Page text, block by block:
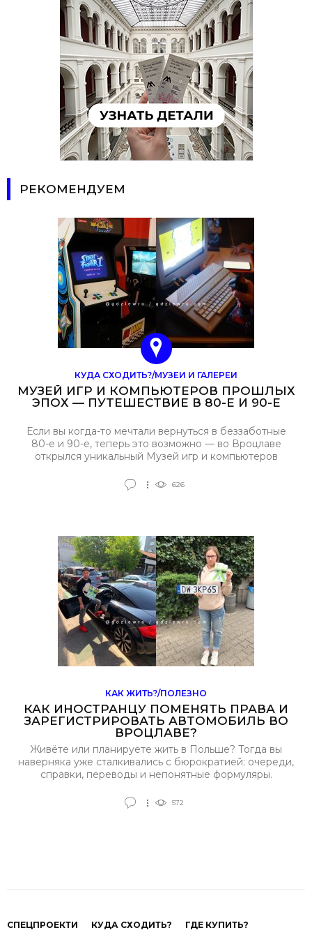
РЕКОМЕНДУЕМ
КУДА СХОДИТЬ?/МУЗЕИ И ГАЛЕРЕИ
МУЗЕЙ ИГР И КОМПЬЮТЕРОВ ПРОШЛЫХ
ЭПОХ — ПУТЕШЕСТВИЕ В 80-Е И 90-Е
Если вы когда-то мечтали вернуться в беззаботные
80-е и 90-е, теперь это возможно — во Вроцлаве
открылся уникальный Музей игр и компьютеров
остановилось: ламповая атмосфера, пиксельная
графика и звук старых консолей мгновенно
626
КАК ЖИТЬ?/ПОЛЕЗНО
КАК ИНОСТРАНЦУ ПОМЕНЯТЬ ПРАВА И
ЗАРЕГИСТРИРОВАТЬ АВТОМОБИЛЬ ВО
ВРОЦЛАВЕ?
Живёте или планируете жить в Польше? Тогда вы
наверняка уже сталкивались с бюрократией: очереди,
справки, переводы и непонятные формуляры.
на автомобиль или заменить водительские права.
572
СПЕЦПРОЕКТИ КУДА СХОДИТЬ? ГДЕ КУПИТЬ?